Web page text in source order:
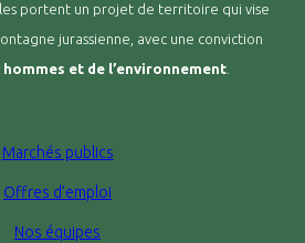
portent un projet de territoire qui vise
jurassienne, avec une conviction
et de l’environnement.
Marchés publics
Offres d’emploi
Nos équipes